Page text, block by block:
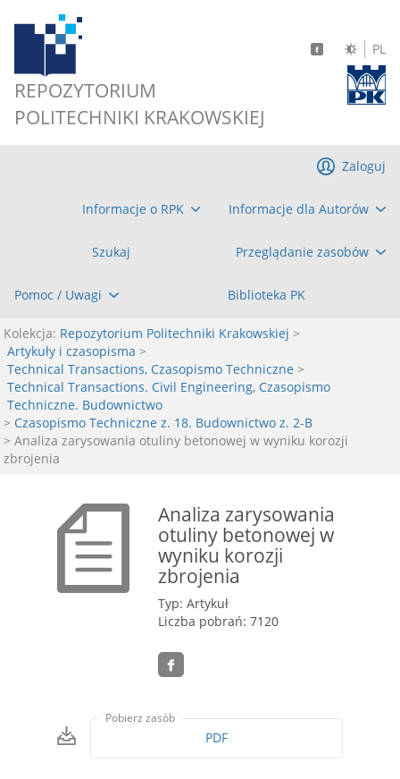
REPOZYTORIUM
POLITECHNIKI KRAKOWSKIEJ
PL
Informacje o RPK Informacje dla Autorów
Szukaj Przeglądanie zasobów
Pomoc / Uwagi Biblioteka PK
Zaloguj
Kolekcja: Repozytorium Politechniki Krakowskiej >
Artykuły i czasopisma >
Technical Transactions, Czasopismo Techniczne >
Technical Transactions. Civil Engineering, Czasopismo
Techniczne. Budownictwo
> Czasopismo Techniczne z. 18. Budownictwo z. 2-B
> Analiza zarysowania otuliny betonowej w wyniku korozji
zbrojenia
Analiza zarysowania
otuliny betonowej w
wyniku korozji
zbrojenia
Typ: Artykuł
Liczba pobrań: 7120
Pobierz zasób
PDF